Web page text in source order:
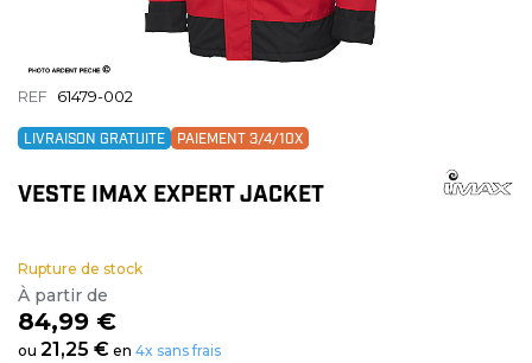
REF 61479-002
LIVRAISON GRATUITE PAIEMENT 3/4/10X
VESTE IMAX EXPERT JACKET
Rupture de stock
À partir de
84,99 €
ou 21,25 € en 4x sans frais